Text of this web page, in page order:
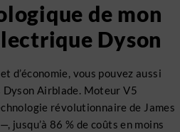
de mon
Dyson
d’économie, vous pouvez aussi
Airblade. Moteur V5
révolutionnaire de James
jusqu’à 86 % de coûts en moins